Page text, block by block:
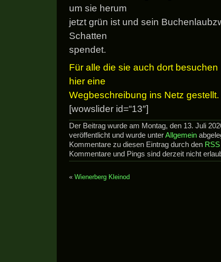
um sie herum
jetzt grün ist und sein
Schatten
spendet.
Für alle die sie auch dort
hier eine
Wegbeschreibung ins Netz gestellt.
[wowslider id=“13″]
Der Beitrag wurde am Montag, den 13. Juli
veröffentlicht und wurde unterAllgemein
Kommentare zu diesen Eintrag durch den
Kommentare und Pings sind derzeit nicht
« Wienerberg Kleinod